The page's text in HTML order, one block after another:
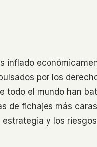
inflado
por los
todo el mundo han
de fichajes más
y los